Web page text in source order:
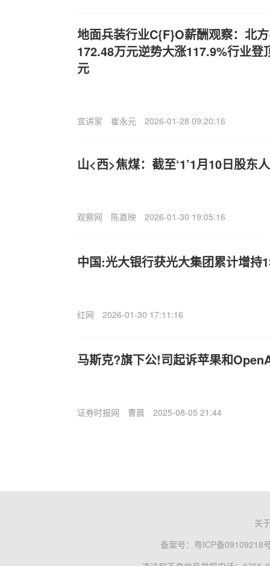
地面兵装行业C{F}O薪酬观察：北方
172.48万元逆势大涨117.9%行业登
元
宣讲家 崔永元 2026-01-28 09:20:16
山<西>焦煤：截至‘1’1月10日股东
观察网 陈嘉映 2026-01-30 19:05:16
中国:光大银行获光大集团累计增持
红网 2026-01-30 17:11:16
马斯克?旗下公!司起诉苹果和
证券时报网 曹晨 2025-08-05 21:44
关
备案号： 粤ICP备09109218